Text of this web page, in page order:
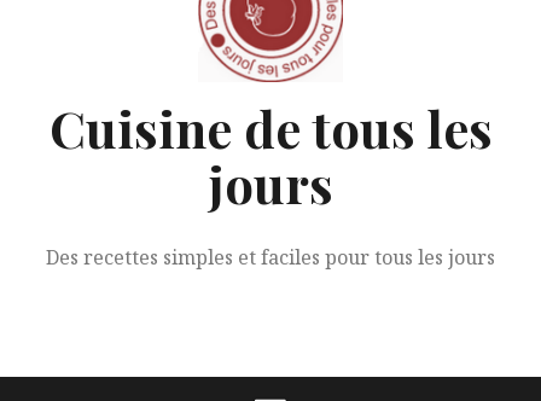
Cuisine de tous les
jours
Des recettes simples et faciles pour tous les jours